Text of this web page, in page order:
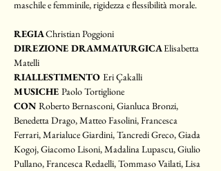
maschile e femminile, rigidezza e flessibilità morale.
REGIA Christian Poggioni
DIREZIONE DRAMMATURGICA Elisabetta
Matelli
RIALLESTIMENTO Eri Çakalli
MUSICHE Paolo Tortiglione
CON Roberto Bernasconi, Gianluca Bronzi,
Benedetta Drago, Matteo Fasolini, Francesca
Ferrari, Marialuce Giardini, Tancredi Greco, Giada
Kogoj, Giacomo Lisoni, Madalina Lupascu, Giulio
Pullano, Francesca Redaelli, Tommaso Vailati, Lisa